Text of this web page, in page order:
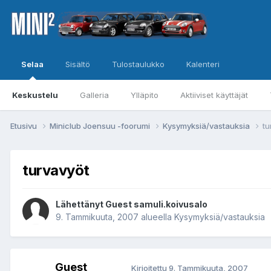
Selaa
Keskustelu Galleria Ylläpito Aktiiviset käyttäjät
Sisältö Tulostaulukko Kalenteri
Etusivu Miniclub Joensuu -foorumi Kysymyksiä/vastauksia
turvavyöt
Lähettänyt Guest samuli.koivusalo
9. Tammikuuta, 2007 alueella Kysymyksiä/vastauksia
Guest
Kirjoitettu 9. Tammikuuta, 2007